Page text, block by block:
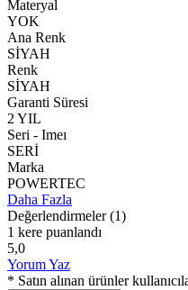
Materyal
YOK
Ana Renk
SİYAH
Renk
SİYAH
Garanti Süresi
2 YIL
Seri - Imeı
SERİ
Marka
POWERTEC
Daha Fazla
Değerlendirmeler (1)
1 kere puanlandı
5,0
Yorum Yaz
* Satın alınan ürünler